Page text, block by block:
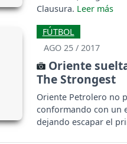
Clausura.
FÚTBOL
AGO 25 / 2017
Oriente
The Strongest
Oriente Petrolero no
conformando con un
dejando escapar el